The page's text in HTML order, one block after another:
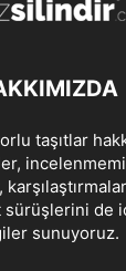
taşıtlar
sürüşlerini de
sunuyoruz.